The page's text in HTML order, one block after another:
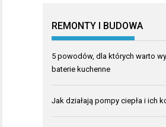
REMONTY I BUDOWA
5 powodów, dla których warto
baterie kuchenne
Jak działają pompy ciepła i ich